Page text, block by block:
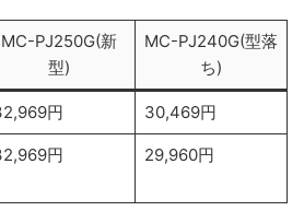
MC-PJ250G(新
型)
MC-PJ240G(型落
ち)
円 30,469円
円 29,960円